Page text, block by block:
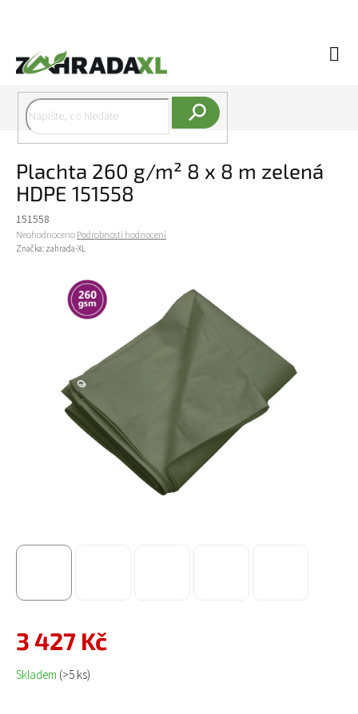
Plachta 260 g/m² 8 x 8 m zelená
HDPE 151558
151558
Průměrné hodnocení produktu je 0,0 z 5 hvězdiček.
NeohodnocenoPodrobnosti hodnocení
Značka: zahrada-XL
3 427 Kč
Měrná cena:
Skladem (>5 ks)